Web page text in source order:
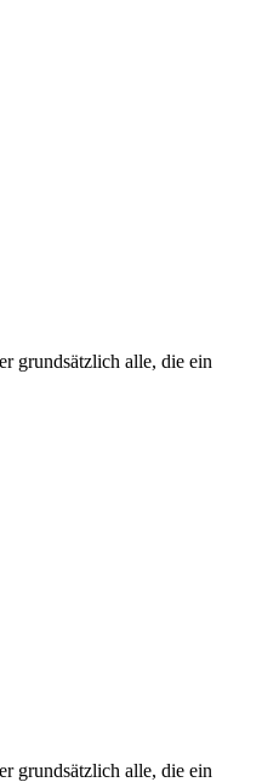
grundsätzlich alle, die ein
grundsätzlich alle, die ein